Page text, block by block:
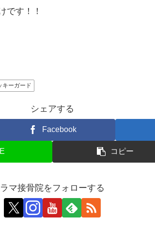
です！！
キーガード
シェアする
Facebook
コピー
ラマ接骨院をフォローする